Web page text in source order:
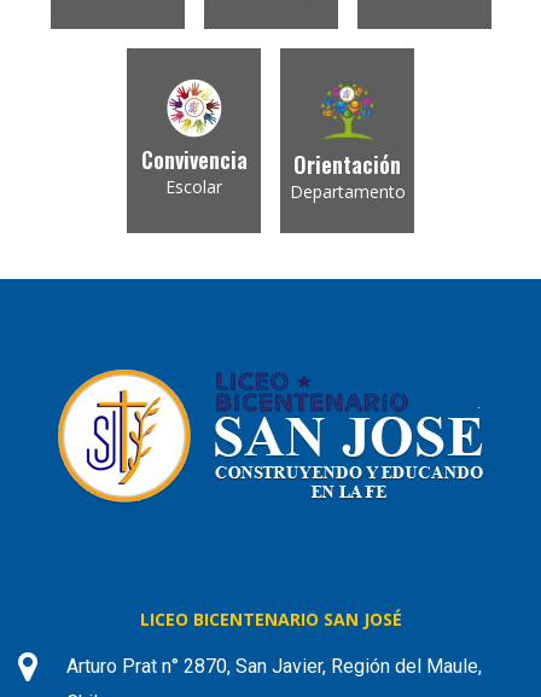
Convivencia
Escolar
Orientación
Departamento
LICEO BICENTENARIO SAN JOSÉ
Arturo Prat n° 2870, San Javier, Región del Maule,